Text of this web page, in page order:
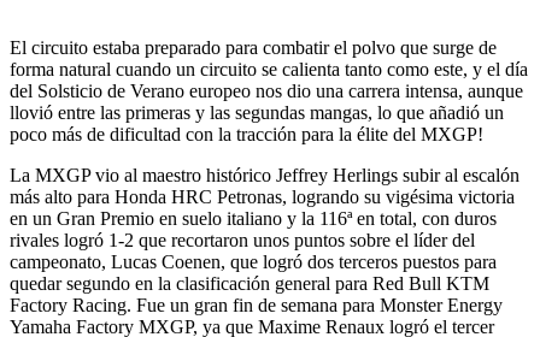
El circuito estaba preparado para combatir el polvo que surge de
forma natural cuando un circuito se calienta tanto como este, y el día
del Solsticio de Verano europeo nos dio una carrera intensa, aunque
llovió entre las primeras y las segundas mangas, lo que añadió un
poco más de dificultad con la tracción para la élite del MXGP!
La MXGP vio al maestro histórico Jeffrey Herlings subir al escalón
más alto para Honda HRC Petronas, logrando su vigésima victoria
en un Gran Premio en suelo italiano y la 116ª en total, con duros
rivales logró 1-2 que recortaron unos puntos sobre el líder del
campeonato, Lucas Coenen, que logró dos terceros puestos para
quedar segundo en la clasificación general para Red Bull KTM
Factory Racing. Fue un gran fin de semana para Monster Energy
Yamaha Factory MXGP, ya que Maxime Renaux logró el tercer